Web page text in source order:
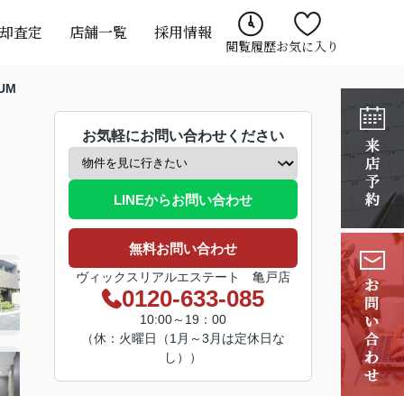
査定 店舗一覧 採用情報
閲覧履歴お気に入り
お気軽にお問い合わせください
LINEからお問い合わせ
無料お問い合わせ
ヴィックスリアルエステート 亀戸店
0120-633-085
10:00～19：00
（休：火曜日（1月～3月は定休日な
し））